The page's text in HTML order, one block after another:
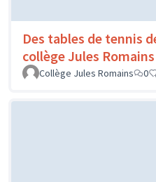
Des tables de tennis
collège Jules
Collège Jules Romains
0